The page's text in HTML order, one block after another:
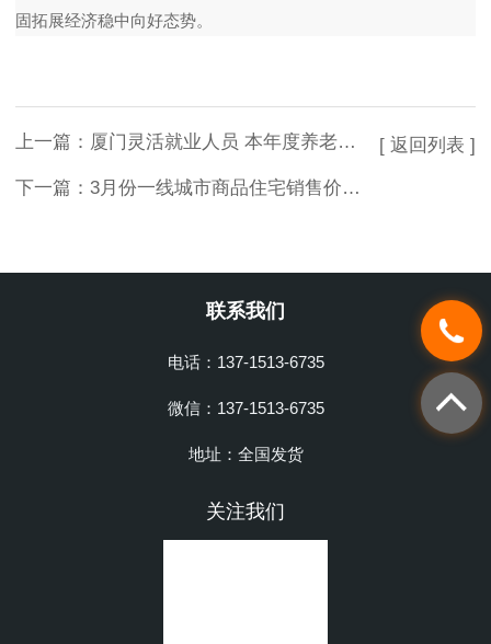
固拓展经济稳中向好态势。
上一篇： 厦门灵活就业人员 本年度养老保险缴费截至12月底
下一篇： 3月份一线城市商品住宅销售价格环比上涨
[ 返回列表 ]
联系我们
电话：137-1513-6735
微信：137-1513-6735
地址：全国发货
关注我们